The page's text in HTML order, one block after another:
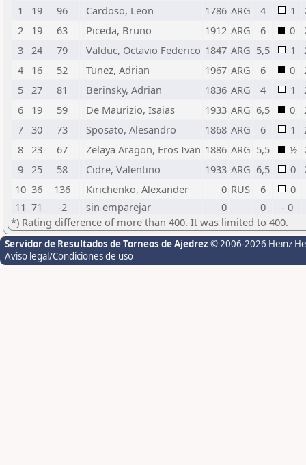
1
19 96 Cardoso, Leon 1786 ARG 4 1
2
19 63 Piceda, Bruno 1912 ARG 6 0
3 24 79 Valduc, Octavio Federico 1847 ARG 5,5 1
4
16 52 Tunez, Adrian 1967 ARG 6 0
5 27 81 Berinsky, Adrian 1836 ARG 4 1
6
19 59 De Maurizio, Isaias 1933 ARG 6,5 0
7 30 73 Sposato, Alesandro 1868 ARG 6 1
8 23 67 Zelaya Aragon, Eros Ivan 1886 ARG 5,5 ½
9 25 58 Cidre, Valentino 1933 ARG 6,5 0
10 36 136 Kirichenko, Alexander 0 RUS 6
0
11 71 -2 sin emparejar 0 0
- 0
*) Rating difference of more than 400. It was limited to 400.
Servidor de Resultados de Torneos de Ajedrez © 2006-2026 Heinz
Aviso legal/Condiciones de uso